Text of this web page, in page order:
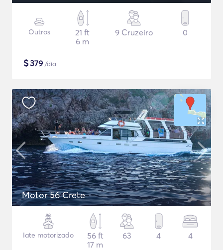
Outros
21 ft
6 m
9 Cruzeiro 0
$379 /dia
Motor 56 Crete
Iate motorizado
56 ft
17 m
63 4 4